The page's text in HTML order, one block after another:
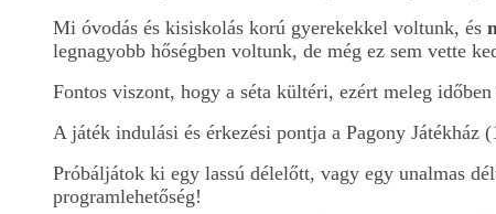
Mi óvodás és kisiskolás korú gyerekekkel voltunk, és
legnagyobb hőségben voltunk, de még ez sem vette
Fontos viszont, hogy a séta kültéri, ezért meleg
A játék indulási és érkezési pontja a Pagony Játékház
Próbáljátok ki egy lassú délelőtt, vagy egy unalmas
programlehetőség!